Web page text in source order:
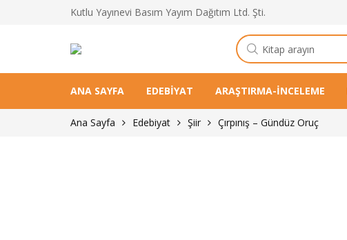
Kutlu Yayınevi Basım Yayım Dağıtım Ltd. Şti.
Kitap
arama
ANA SAYFA EDEBIYAT ARAŞTIRMA-İNCELEME
Ana Sayfa Edebiyat Şiir Çırpınış – Gündüz Oruç